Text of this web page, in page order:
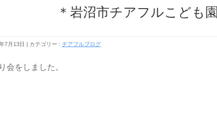
沼市チアフルこども園
7月13日 カテゴリー : チアフルブログ
会をしました。